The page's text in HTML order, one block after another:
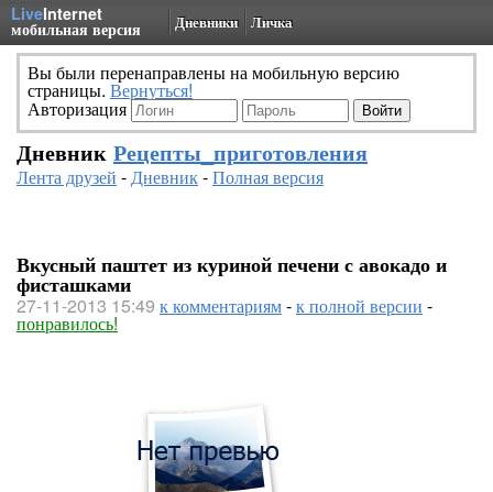
LiveInternet
мобильная версия Дневники Личка
Вы были перенаправлены на мобильную версию
страницы. Вернуться!
Авторизация
Дневник Рецепты_приготовления
Лента друзей -Дневник-Полная версия
Вкусный паштет из куриной печени с авокадо и
фисташками
27-11-2013 15:49 к комментариям-к полной версии -
понравилось!